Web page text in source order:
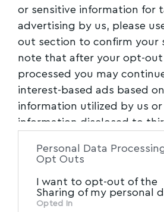
or sensitive information for
advertising by us, please
out section to confirm your
note that after your opt-out
processed you may
interest-based ads based
information utilized by us or
information disclosed to
of the further disclosure of
of downstream participants.
information may also be
Personal Data
Opt Outs
I want to opt-out of the
Sharing of my personal
Opted In
πρώην Συμβούλια Περιοχής
που σημαίνει ένδεκα ή
Μαγνησία. Τώρα είναι
είναι ποσοτική. Είναι όμως
αυτή η λύση εφαρμοσθεί,
ευέλικτοι και λειτουργικοί
Τοπικής Αυτοδιοίκησης με
κοινωνική ομοιογένεια,
δυνατότητες
επίλυση των κοινών
Αντιθέτως, σήμερα, η
συνένωση αστικών και